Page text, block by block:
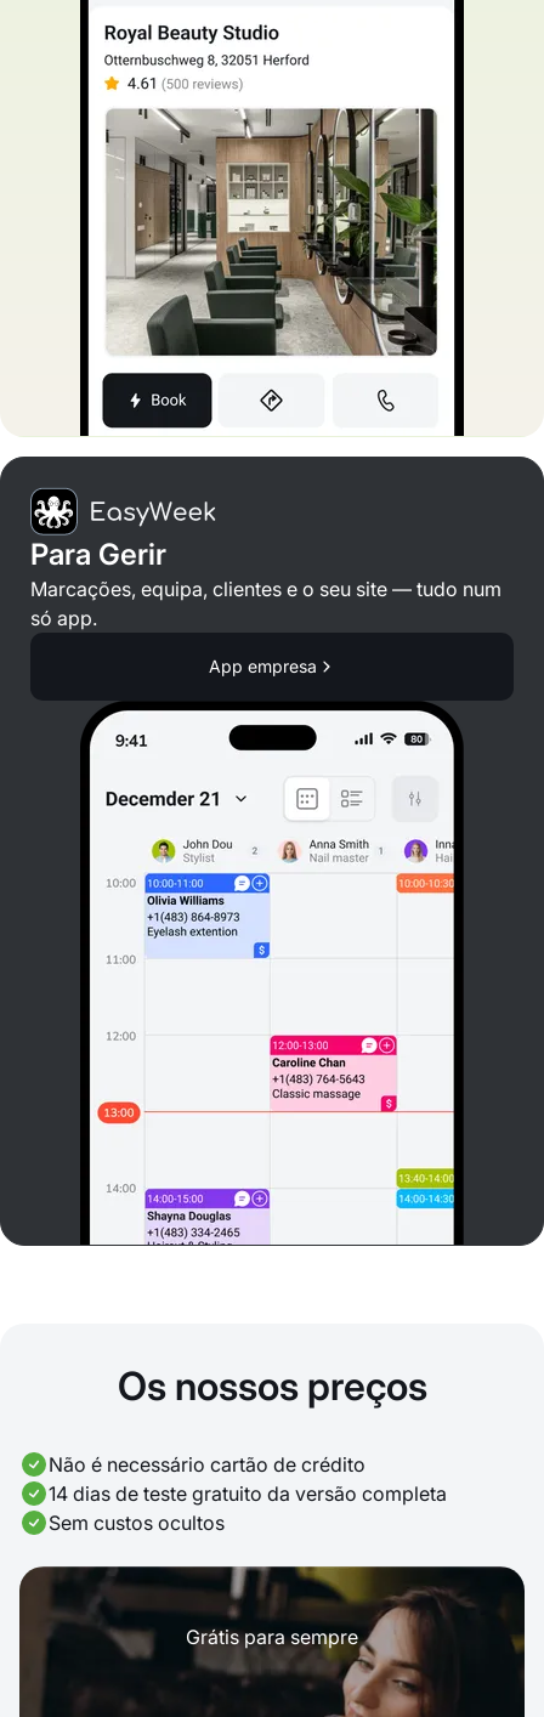
Para Gerir
Marcações, equipa, clientes e o seu site — tudo num
só app.
App empresa
Os nossos preços
Não é necessário cartão de crédito
14 dias de teste gratuito da versão completa
Sem custos ocultos
Grátis para sempre